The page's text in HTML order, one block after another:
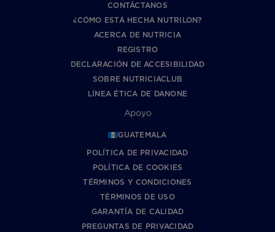
CONTÁCTANOS
¿CÓMO ESTÁ HECHA NUTRILON?
ACERCA DE NUTRICIA
REGISTRO
DECLARACIÓN DE ACCESIBILIDAD
SOBRE NUTRICIACLUB
LÍNEA ÉTICA DE DANONE
Apoyo
GUATEMALA
POLÍTICA DE PRIVACIDAD
POLÍTICA DE COOKIES
TÉRMINOS Y CONDICIONES
TÉRMINOS DE USO
GARANTÍA DE CALIDAD
PREGUNTAS DE PRIVACIDAD